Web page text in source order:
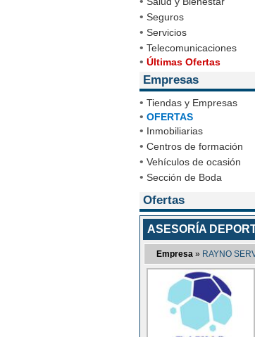
• Seguros
• Servicios
• Telecomunicaciones
• Últimas Ofertas
Empresas
• Tiendas y Empresas
• OFERTAS
• Inmobiliarias
• Centros de formación
• Vehículos de ocasión
• Sección de Boda
Ofertas
ASESORÍA
Empresa » RAYNO